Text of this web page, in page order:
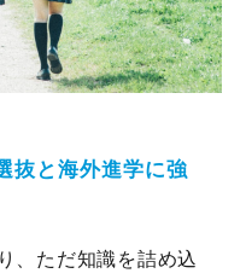
抜と海外進学に強
、ただ知識を詰め込